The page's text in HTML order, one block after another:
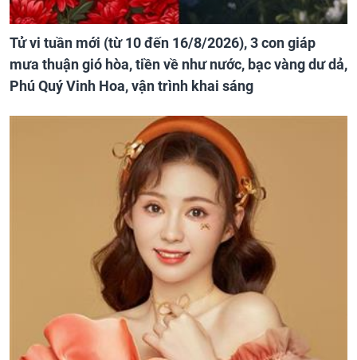
Tử vi tuần mới (từ 10 đến 16/8/2026), 3 con giáp
mưa thuận gió hòa, tiền về như nước, bạc vàng dư dả,
Phú Quý Vinh Hoa, vận trình khai sáng